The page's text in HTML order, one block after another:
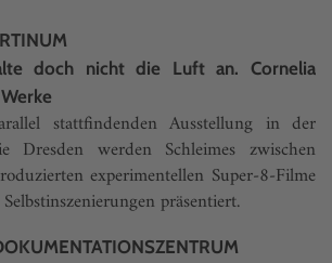
doch nicht die Luft an. Cornelia
stattfindenden Ausstellung in der
Dresden werden Schleimes zwischen
experimentellen Super-8-Filme
präsentiert.